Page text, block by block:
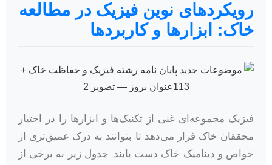
رویکردهای نوین فیزیک در مطالعه
خاک: ابزارها و کاربردها
فیزیک مجموعه‌ای غنی از تکنیک‌ها و ابزارها را در اختیار
محققان خاک قرار می‌دهد تا بتوانند به درک عمیق‌تری از
خواص و دینامیک خاک دست یابند. جدول زیر به برخی از